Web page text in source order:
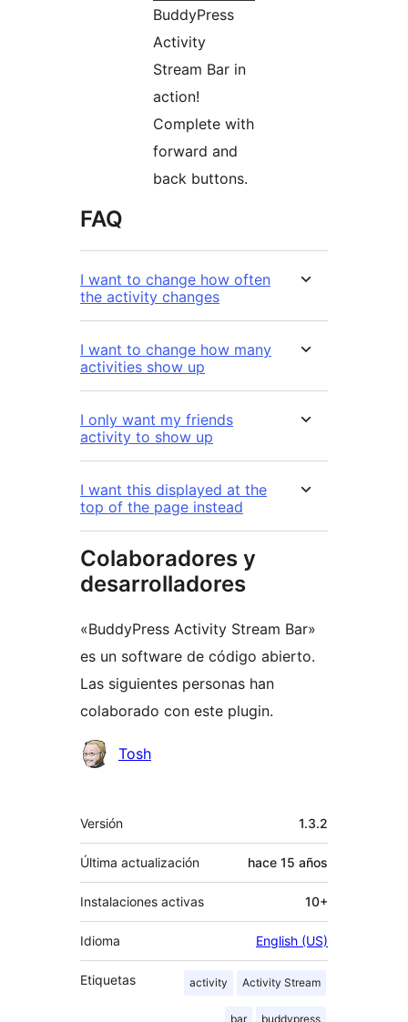
BuddyPress
Activity
Stream Bar in
action!
Complete with
forward and
back buttons.
FAQ
I want to change how often
the activity changes
I want to change how many
activities show up
I only want my friends
activity to show up
I want this displayed at the
top of the page instead
Colaboradores y
desarrolladores
«BuddyPress Activity Stream Bar»
es un software de código abierto.
Las siguientes personas han
colaborado con este plugin.
Colaboradores
Tosh
Meta
Versión 1.3.2
Última actualización hace 15 años
Instalaciones activas 10+
Idioma English (US)
Etiquetas activity Activity Stream
bar buddypress